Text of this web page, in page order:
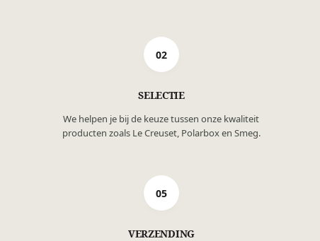
02
SELECTIE
We helpen je bij de keuze tussen onze kwaliteit
producten zoals Le Creuset, Polarbox en Smeg.
05
VERZENDING